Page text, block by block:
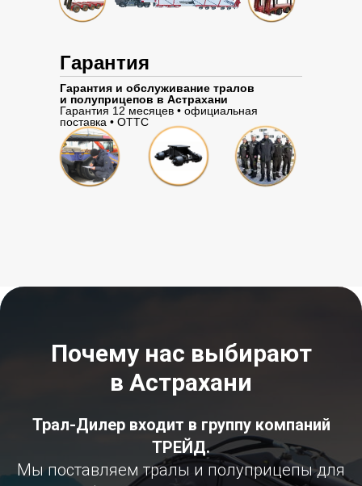
Гарантия
Гарантия и обслуживание тралов
и полуприцепов в Астрахани
Гарантия 12 месяцев • официальная
поставка • ОТТС
Почему нас выбирают
в Астрахани
Трал-Дилер входит в группу компаний
ТРЕЙД.
Мы поставляем тралы и полуприцепы для